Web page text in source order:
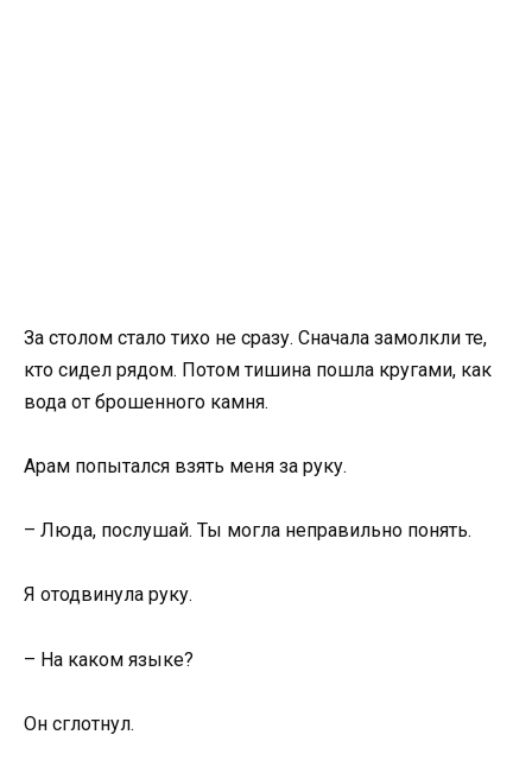
За столом стало тихо не сразу. Сначала замолкли те,
кто сидел рядом. Потом тишина пошла кругами, как
вода от брошенного камня.
Арам попытался взять меня за руку.
– Люда, послушай. Ты могла неправильно понять.
Я отодвинула руку.
– На каком языке?
Он сглотнул.